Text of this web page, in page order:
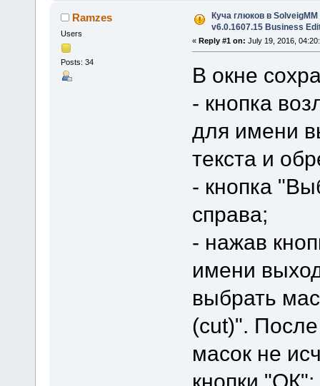
Ramzes
Users
Posts: 34
Куча глюков в
v6.0.1607.15 Business
« Reply #1 on: July 19, 2016,
В окне
- кнопка
для имени
текста и
- кнопка
справа;
- нажав
имени
выбрать
(cut)".
масок не
кнопки "ОК";